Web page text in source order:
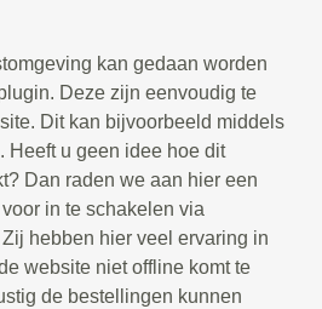
kan gedaan worden
Deze zijn eenvoudig te
Dit kan bijvoorbeeld middels
Heeft u geen idee hoe dit
Dan raden we aan hier een
in te schakelen via
hebben hier veel ervaring in
website niet offline komt te
de bestellingen kunnen